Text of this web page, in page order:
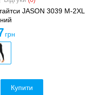
JASON 3039 M-2XL
грн
Купити